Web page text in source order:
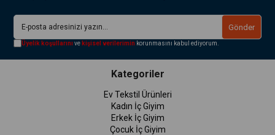
Gönder
Üyelik koşullarını ve kişisel verilerimin korunmasını kabul ediyorum.
Kategoriler
Ev Tekstil Ürünleri
Kadın İç Giyim
Erkek İç Giyim
Çocuk İç Giyim